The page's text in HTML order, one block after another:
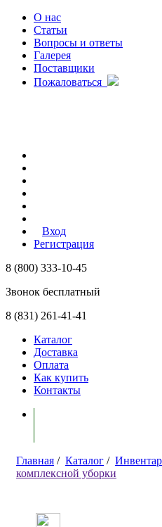
О нас
Статьи
Вопросы и ответы
Галерея
Поставщики
Пожаловаться
Вход
Регистрация
8 (800) 333-10-45
Звонок бесплатный
8 (831) 261-41-41
Каталог
Доставка
Оплата
Как купить
Контакты
Главная / Каталог /
комплексной уборки